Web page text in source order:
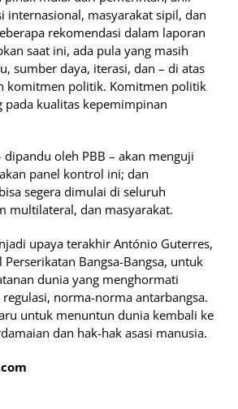
internasional, masyarakat sipil, dan
rekomendasi dalam laporan
saat ini, ada pula yang masih
sumber daya, iterasi, dan – di atas
komitmen politik. Komitmen politik
pada kualitas kepemimpinan
dipandu oleh PBB – akan menguji
panel kontrol ini; dan
segera dimulai di seluruh
multilateral, dan masyarakat.
upaya terakhir António Guterres,
Perserikatan Bangsa-Bangsa, untuk
dunia yang menghormati
norma-norma antarbangsa.
untuk menuntun dunia kembali ke
dan hak-hak asasi manusia.